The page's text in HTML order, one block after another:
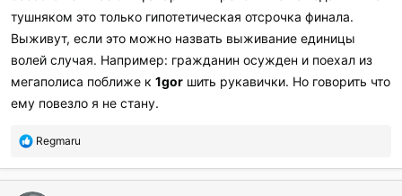
тушняком это только гипотетическая отсрочка финала.
Выживут, если это можно назвать выживание единицы
волей случая. Например: гражданин осужден и поехал из
мегаполиса поближе к 1gor шить рукавички. Но говорить что
ему повезло я не стану.
П
б
л
Regmaru